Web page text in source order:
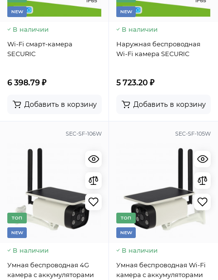
NEW
В наличии
Wi-Fi cмарт-камера
SECURIC
6 398.79 ₽
Добавить в корзину
NEW
В наличии
Наружная беспроводная
Wi-Fi камера SECURIC
5 723.20 ₽
Добавить в корзину
SEC-SF-106W
TОП
NEW
В наличии
Умная беспроводная 4G
камера с аккумуляторами
SEC-SF-105W
TОП
NEW
В наличии
Умная беспроводная Wi-Fi
камера с аккумуляторами